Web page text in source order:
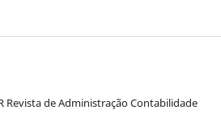
Revista de Administração Contabilidade